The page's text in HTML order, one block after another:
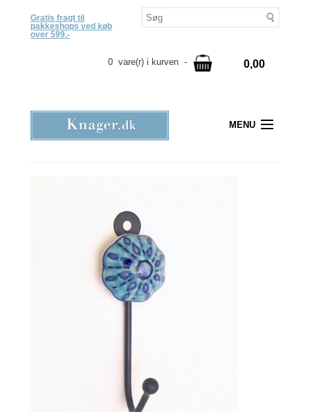
Gratis fragt til
pakkeshops ved køb
over 599.-
0 vare(r) i kurven - 0,00
MENU